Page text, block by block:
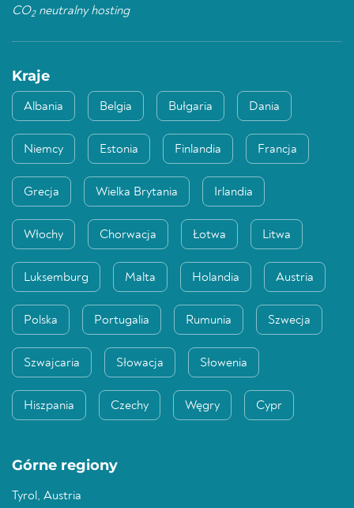
CO2neutralny hosting
Kraje
Albania Belgia Bułgaria Dania
Niemcy Estonia Finlandia Francja
Grecja Wielka Brytania Irlandia
Włochy Chorwacja Łotwa Litwa
Luksemburg Malta Holandia Austria
Polska Portugalia Rumunia Szwecja
Szwajcaria Słowacja Słowenia
Hiszpania Czechy Węgry Cypr
Górne regiony
Tyrol, Austria